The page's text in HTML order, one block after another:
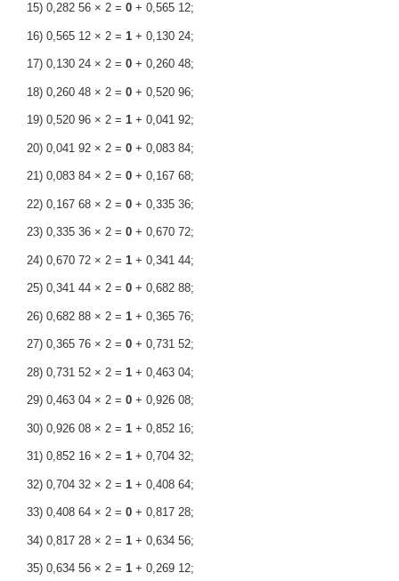
15) 0,282 56 × 2 = 0+ 0,565 12;
16) 0,565 12 × 2 = 1+ 0,130 24;
17) 0,130 24 × 2 = 0+ 0,260 48;
18) 0,260 48 × 2 = 0+ 0,520 96;
19) 0,520 96 × 2 = 1+ 0,041 92;
20) 0,041 92 × 2 = 0+ 0,083 84;
21) 0,083 84 × 2 = 0+ 0,167 68;
22) 0,167 68 × 2 = 0+ 0,335 36;
23) 0,335 36 × 2 = 0+ 0,670 72;
24) 0,670 72 × 2 = 1+ 0,341 44;
25) 0,341 44 × 2 = 0+ 0,682 88;
26) 0,682 88 × 2 = 1+ 0,365 76;
27) 0,365 76 × 2 = 0+ 0,731 52;
28) 0,731 52 × 2 = 1+ 0,463 04;
29) 0,463 04 × 2 = 0+ 0,926 08;
30) 0,926 08 × 2 = 1+ 0,852 16;
31) 0,852 16 × 2 = 1+ 0,704 32;
32) 0,704 32 × 2 = 1+ 0,408 64;
33) 0,408 64 × 2 = 0+ 0,817 28;
34) 0,817 28 × 2 = 1+ 0,634 56;
35) 0,634 56 × 2 = 1+ 0,269 12;